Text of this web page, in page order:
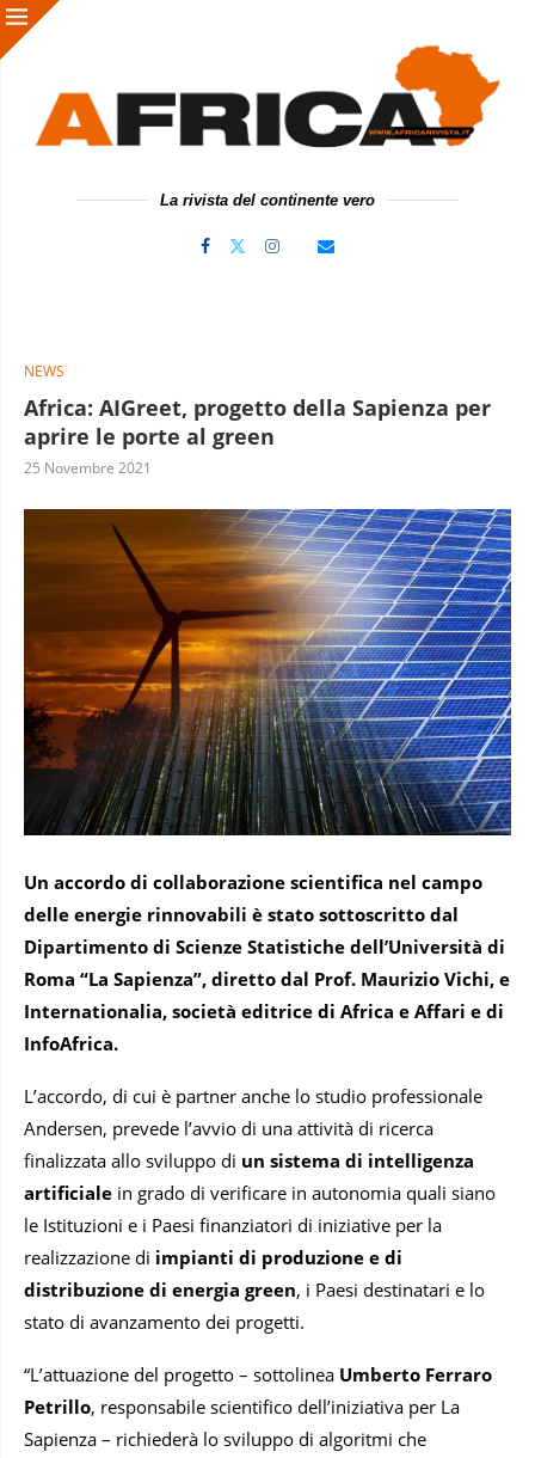
La rivista del continente vero
NEWS
Africa: AIGreet, progetto della Sapienza per
aprire le porte al green
25 Novembre 2021
Un accordo di collaborazione scientifica nel campo
delle energie rinnovabili è stato sottoscritto dal
Dipartimento di Scienze Statistiche dell’Università di
Roma “La Sapienza”, diretto dal Prof. Maurizio Vichi, e
Internationalia, società editrice di Africa e Affari e di
InfoAfrica.
L’accordo, di cui è partner anche lo studio professionale
Andersen, prevede l’avvio di una attività di ricerca
finalizzata allo sviluppo di un sistema di intelligenza
artificiale in grado di verificare in autonomia quali siano
le Istituzioni e i Paesi finanziatori di iniziative per la
realizzazione di impianti di produzione e di
distribuzione di energia green, i Paesi destinatari e lo
stato di avanzamento dei progetti.
“L’attuazione del progetto – sottolinea Umberto Ferraro
Petrillo, responsabile scientifico dell’iniziativa per La
Sapienza – richiederà lo sviluppo di algoritmi che